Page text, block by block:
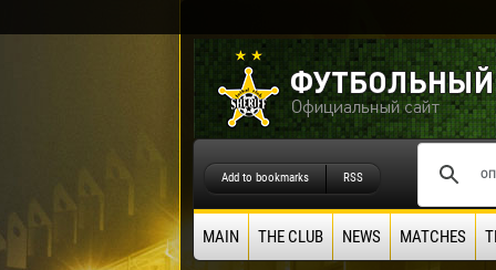
Add to bookmarks RSS
MAIN THE CLUB NEWS MATCHES